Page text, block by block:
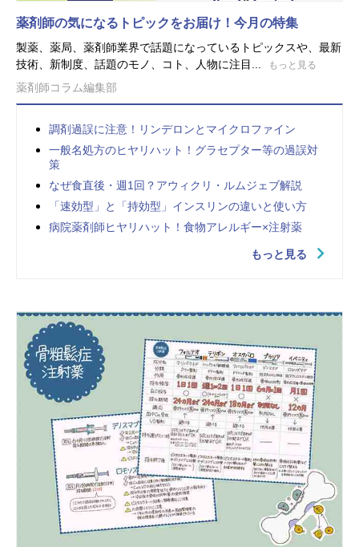
薬剤師の気になるトピックをお届け！今月の特集
製薬、薬局、薬剤師業界で話題になっているトピックスや、最新
技術、新制度、話題のモノ、コト、人物に注目...
もっと見る
薬剤師コラム編集部
調剤過誤に注意！リンデロンとマイクロファイン
一般名処方のヒヤリハット！グラセプター等の過誤対
策
なぜ食直後・週1回？アウィクリ・ルムジェブ解説
「速効型」と「持効型」インスリンの違いと使い方
病院薬剤師ヒヤリハット！食物アレルギー×注射薬
もっと見る